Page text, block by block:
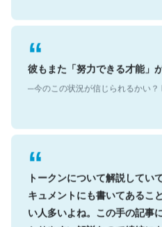
彼もまた「努力できる才能」
トークンについて解説してい
キュメントにも書いてあるこ
い人多いよね。この手の記事
かりやすい解説なので続編に